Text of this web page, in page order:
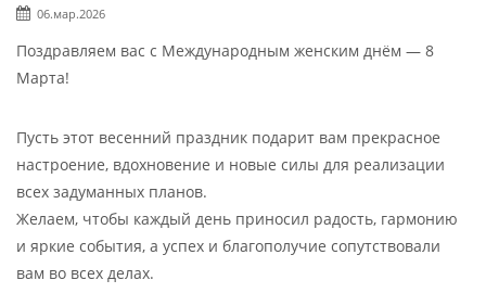
06.мар.2026
Поздравляем вас с Международным женским днём — 8
Марта!
Пусть этот весенний праздник подарит вам прекрасное
настроение, вдохновение и новые силы для реализации
всех задуманных планов.
Желаем, чтобы каждый день приносил радость, гармонию
и яркие события, а успех и благополучие сопутствовали
вам во всех делах.